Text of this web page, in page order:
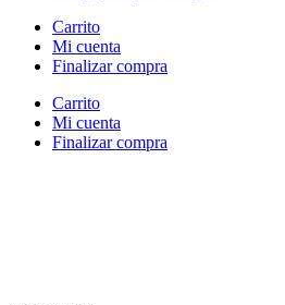
Carrito
Mi cuenta
Finalizar compra
Carrito
Mi cuenta
Finalizar compra